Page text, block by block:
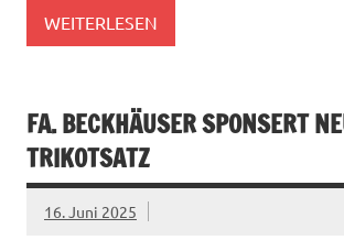
WEITERLESEN
FA. BECKHÄUSER SPONSERT
TRIKOTSATZ
16. Juni 2025